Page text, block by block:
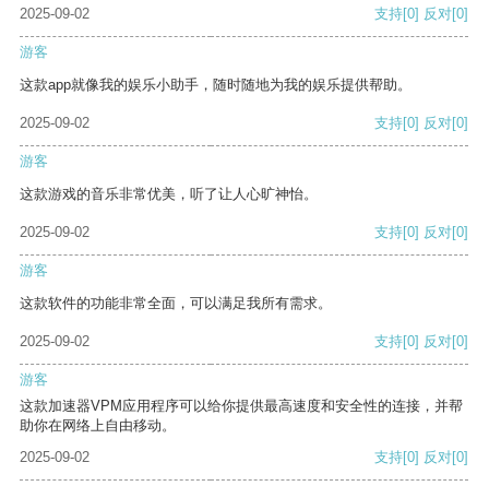
2025-09-02
支持[0] 反对[0]
游客
这款app就像我的娱乐小助手，随时随地为我的娱乐提供帮助。
2025-09-02 支持[0] 反对[0]
游客
这款游戏的音乐非常优美，听了让人心旷神怡。
2025-09-02 支持[0] 反对[0]
游客
这款软件的功能非常全面，可以满足我所有需求。
2025-09-02 支持[0] 反对[0]
游客
这款加速器VPM应用程序可以给你提供最高速度和安全性的连接，并帮
助你在网络上自由移动。
2025-09-02
支持[0] 反对[0]